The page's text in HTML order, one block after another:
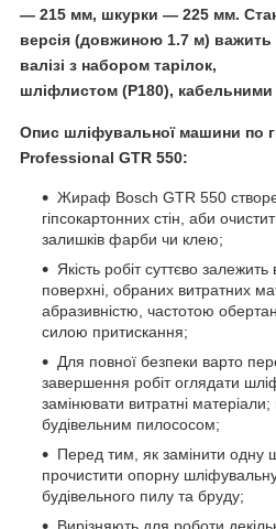
— 215 мм, шкурки — 225 мм.
версія (довжиною 1.7 м) важить
валізі з набором тарілок,
шліфлистом (P180), кабельними
Опис шліфувальної машини по
Professional GTR 550:
Жираф Bosch GTR 550
гіпсокартонних стін, аби
залишків фарби чи клею;
Якість робіт суттєво
поверхні, обраних витратних
абразивністю, частотою
силою притискання;
Для повної безпеки варто
завершення робіт оглядати
замінювати витратні матеріали;
будівельним пилососом;
Перед тим, як замінити одну
прочистити опорну шліфувальну
будівельного пилу та бруду;